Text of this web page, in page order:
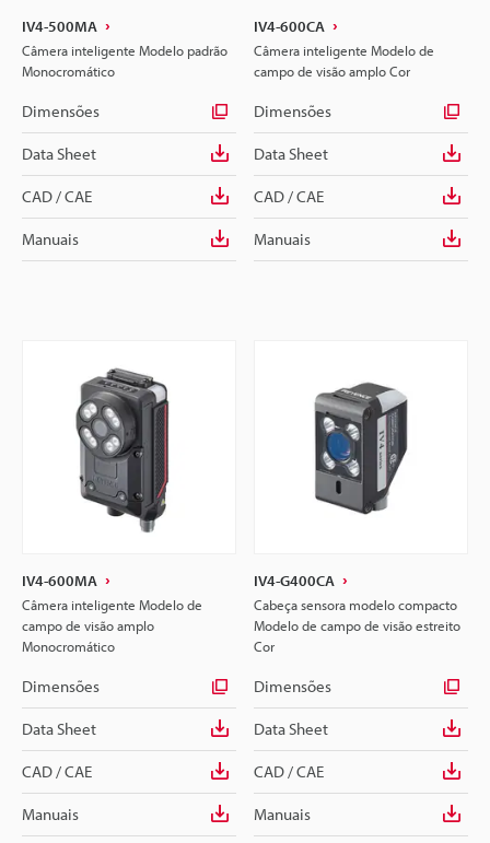
IV4-500MA
Câmera inteligente Modelo padrão
Monocromático
Dimensões
Data Sheet
CAD / CAE
Manuais
IV4-600CA
Câmera inteligente Modelo de
campo de visão amplo Cor
Dimensões
Data Sheet
CAD / CAE
Manuais
IV4-600MA
Câmera inteligente Modelo de
campo de visão amplo
Monocromático
Dimensões
Data Sheet
CAD / CAE
Manuais
IV4-G400CA
Cabeça sensora modelo compacto
Modelo de campo de visão estreito
Cor
Dimensões
Data Sheet
CAD / CAE
Manuais